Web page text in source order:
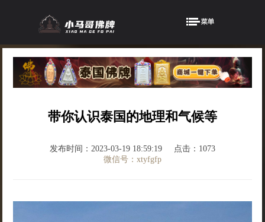
带你认识泰国的地理和气候等
发布时间：2023-03-19 18:59:19
点击：1073
微信号：xtyfgfp